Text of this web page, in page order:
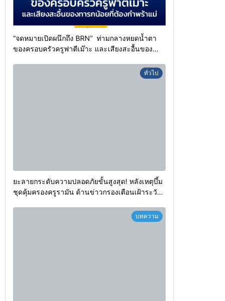
“จดหมายเปิดผนึกถึง BRN” ท่ามกลางหยดน้ำตา
ของครอบครัวครูฟาตีเม๊าะ และเสียงสะอื้นของ
ทั่วไป
ยะลายกระดับความปลอดภัยขั้นสูงสุด! หลังเหตุบึ้ม
ชุดคุ้มครองครูรามัน ด้านข่าวกรองเตือนเฝ้าระวัง
บทความ